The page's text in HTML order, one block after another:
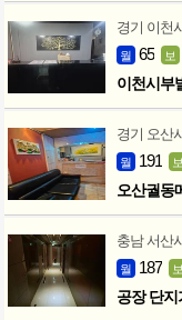
경기 이천시
월 65 보
이천시부
경기 오산시
월 191 보
오산궐동
충남 서산시
월 187 보
공장 단